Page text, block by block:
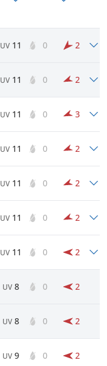
UV 11 0 2
UV 11 0 2
UV 11 0 3
UV 11 0 2
UV 11 0 2
UV 11 0 2
UV 11 0 2
UV 8 0 2
UV 8 0 2
UV 9 0 2